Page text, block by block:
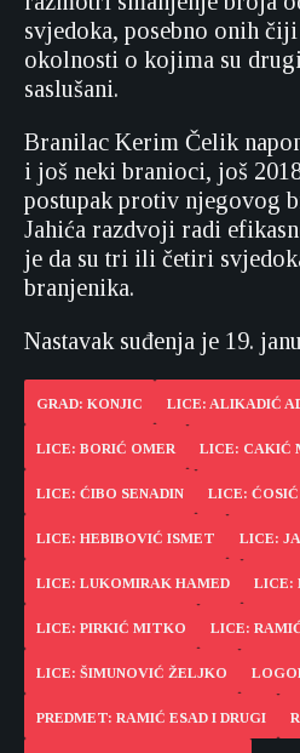
svjedoka, posebno onih
okolnosti o kojima su
saslušani.
Branilac Kerim Čelik
i još neki branioci, još
postupak protiv njegovog
Jahića razdvoji radi
je da su tri ili četiri
branjenika.
Nastavak suđenja je 19.
GRAD: KONJIC LICE: ALIKADIĆ
LICE: BORIĆ OMER LICE: CAKIĆ
LICE: ĆIBO SENADIN LICE: ĆOSIĆ
LICE: HEBIBOVIĆ ISMET LICE:
LICE: LUKOMIRAK HAMED LICE:
LICE: PIRKIĆ MITKO LICE:
LICE: ŠIMUNOVIĆ ŽELJKO
PREDMET: RAMIĆ ESAD I DRUGI